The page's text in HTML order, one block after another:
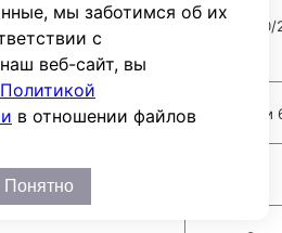
мы заботимся об их
с
веб-сайт, вы
Политикой
в отношении файлов
Понятно
В
220/
50 Гц